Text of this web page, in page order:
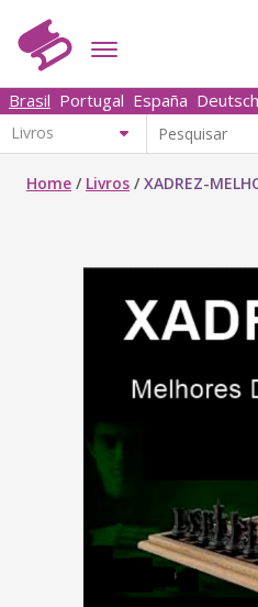
Brasil Portugal España
Home / Livros /XADREZ-